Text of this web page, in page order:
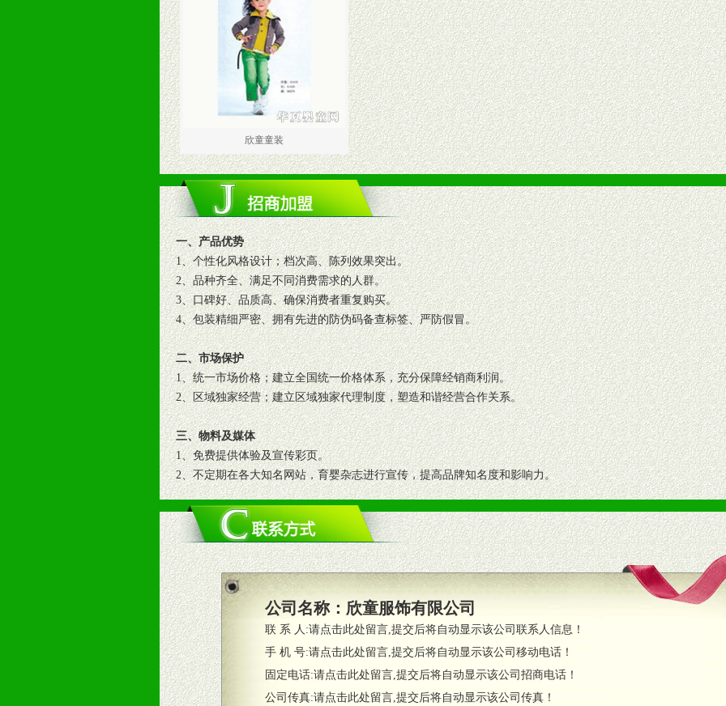
欣童童装
一、产品优势
1、个性化风格设计；档次高、陈列效果突出。
2、品种齐全、满足不同消费需求的人群。
3、口碑好、品质高、确保消费者重复购买。
4、包装精细严密、拥有先进的防伪码备查标签、严防假冒。
二、市场保护
1、统一市场价格；建立全国统一价格体系，充分保障经销商利润。
2、区域独家经营；建立区域独家代理制度，塑造和谐经营合作关系。
三、物料及媒体
1、免费提供体验及宣传彩页。
2、不定期在各大知名网站，育婴杂志进行宣传，提高品牌知名度和影响力。
3、根据地方实际情况提供销售喷绘画、促销架等销售道具。
四、市场操作及支持
1、根据区域市场协助制定具体营销策略。
2、根据具体情况公司给予必要市场支持。
3、根据市场需要，派驻区域销售人员全程跟踪服务，以确保产品顺利销售。
4、根据市场情况公司给予专职或兼职的业务代表及终端导购支持。
五、退换货制度
1、给予前期市场操作一定比例退换货政策。
2、对于临期，滞销品给予一定比例调换政策。
公司名称： 欣童服饰有限公司
联 系 人:请点击此处留言,提交后将自动显示该公司联系人信息！
手 机 号:请点击此处留言,提交后将自动显示该公司移动电话！
固定电话:请点击此处留言,提交后将自动显示该公司招商电话！
公司传真:请点击此处留言,提交后将自动显示该公司传真！